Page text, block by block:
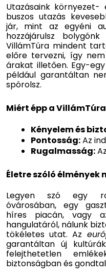
Utazásaink
buszos utazás
jár, mint az egyéni
hozzájárulsz
VillámTúra mindent
előre tervezni, így
árakat illetően. Egy-egy
például garantáltan
spórolsz.
Miért épp a
Kényelem és
Pontosság: Az
Rugalmasság:
Életre szóló
Legyen szó egy
óvárosában, egy
híres piacán, vagy
hangulatáról, nálunk
tökéletes utat. Az
garantáltan új
felejthetetlen
biztonságban és